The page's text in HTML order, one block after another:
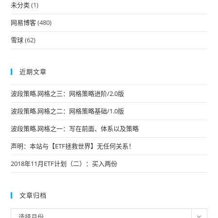
未分类(1)
网易博客(480)
雪球(62)
近期文章
波段策略.网格之三：网格策略进阶/2.0版
波段策略.网格之二：网格策略基础/1.0版
波段策略.网格之一：写在前面、体系以及策略
声明：本站与【ETF拯救世界】无任何关系！
2018年11月ETF计划（二）：买入两份
文章归档